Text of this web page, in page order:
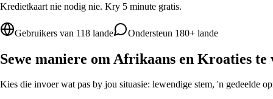
Kredietkaart nie nodig nie. Kry 5 minute gratis.
Gebruikers van 118 lande Ondersteun 180+ lande
Sewe maniere om Afrikaans en Kroaties te
Kies die invoer wat pas by jou situasie: lewendige stem, 'n gedeelde